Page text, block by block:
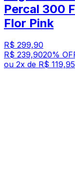
Percal 300
Flor Pink
R$ 299,90
R$ 239,9020%
ou 2x de R$ 119,95